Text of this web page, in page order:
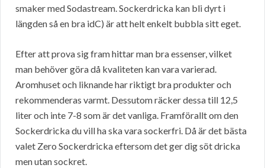
smaker med Sodastream. Sockerdricka kan bli dyrt i
längden så en bra idC) är att helt enkelt bubbla sitt eget.
Efter att prova sig fram hittar man bra essenser, vilket
man behöver göra då kvaliteten kan vara varierad.
Aromhuset och liknande har riktigt bra produkter och
rekommenderas varmt. Dessutom räcker dessa till 12,5
liter och inte 7-8 som är det vanliga. Framförallt om den
Sockerdricka du vill ha ska vara sockerfri. Då är det bästa
valet Zero Sockerdricka eftersom det ger dig söt dricka
men utan sockret.